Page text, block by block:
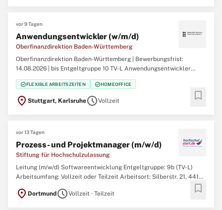
vor 9 Tagen
Anwendungsentwickler (w/m/d)
Oberfinanzdirektion Baden-Württemberg
Oberfinanzdirektion Baden-Württemberg | Bewerbungsfrist:
14.08.2026 | bis Entgeltgruppe 10 TV-L Anwendungsentwickler
(w/m/d) am Standort Karlsruhe oder Stuttgart Informationen zur
Oberfinanzdirektion BW finden Sie hier. Ihre Aufgaben:
Neuentwicklung von Software für steuerliche Zwecke
check_circleFLEXIBLE ARBEITSZEITEN check_circleHOMEOFFICE
location_on Stuttgart, KarlsruhescheduleVollzeit bookmark
vor 13 Tagen
Prozess- und Projektmanager (m/w/d)
Stiftung für Hochschulzulassung
Leitung (m/w/d) Softwareentwicklung Entgeltgruppe: 9b (TV-L)
Arbeitsumfang: Vollzeit oder Teilzeit Arbeitsort: Silberstr. 21, 44137
finden es spannend, die digitale Transformation der
location_on Dortmund scheduleVollzeit · Teilzeit bookmark